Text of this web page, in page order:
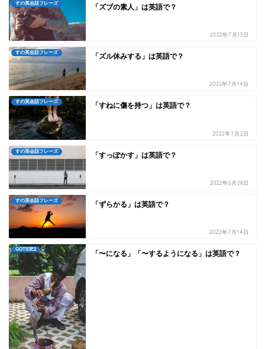
すの英会話フレーズ 「ズブの素人」は英語で？
2022年7月13日
すの英会話フレーズ 「ズル休みする」は英語で？
2022年7月14日
すの英会話フレーズ 「すねに傷を持つ」は英語で？
2022年7月2日
すの英会話フレーズ 「すっぽかす」は英語で？
2022年6月28日
すの英会話フレーズ 「ずらかる」は英語で？
2022年7月14日
GOTS3E2
「〜になる」「〜するようになる」は英語で？